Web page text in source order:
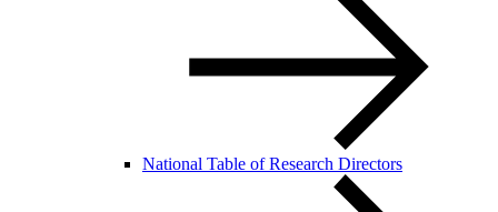
National Table of Research Directors